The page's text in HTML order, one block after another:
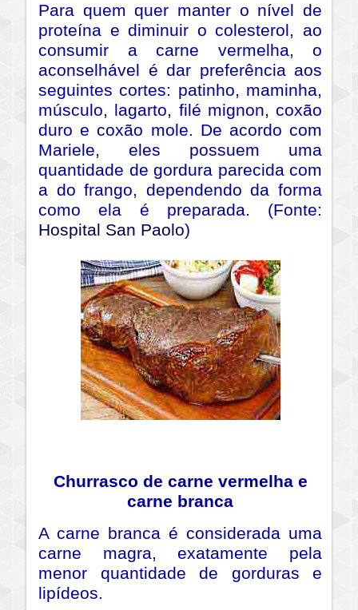
Para quem quer manter o nível de
proteína e diminuir o colesterol, ao
consumir a carne vermelha, o
aconselhável é dar preferência aos
seguintes cortes: patinho, maminha,
músculo, lagarto, filé mignon, coxão
duro e coxão mole. De acordo com
Mariele, eles possuem uma
quantidade de gordura parecida com
a do frango, dependendo da forma
como ela é preparada. (Fonte:
Hospital San Paolo)
Churrasco de carne vermelha e
carne branca
A carne branca é considerada uma
carne magra, exatamente pela
menor quantidade de gorduras e
lipídeos.